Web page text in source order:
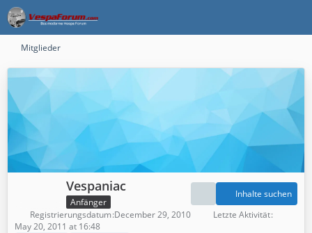
Mitglieder
Vespaniac
Anfänger
Inhalte suchen
Registrierungsdatum December 29, 2010
Letzte Aktivität
May 20, 2011 at 16:48